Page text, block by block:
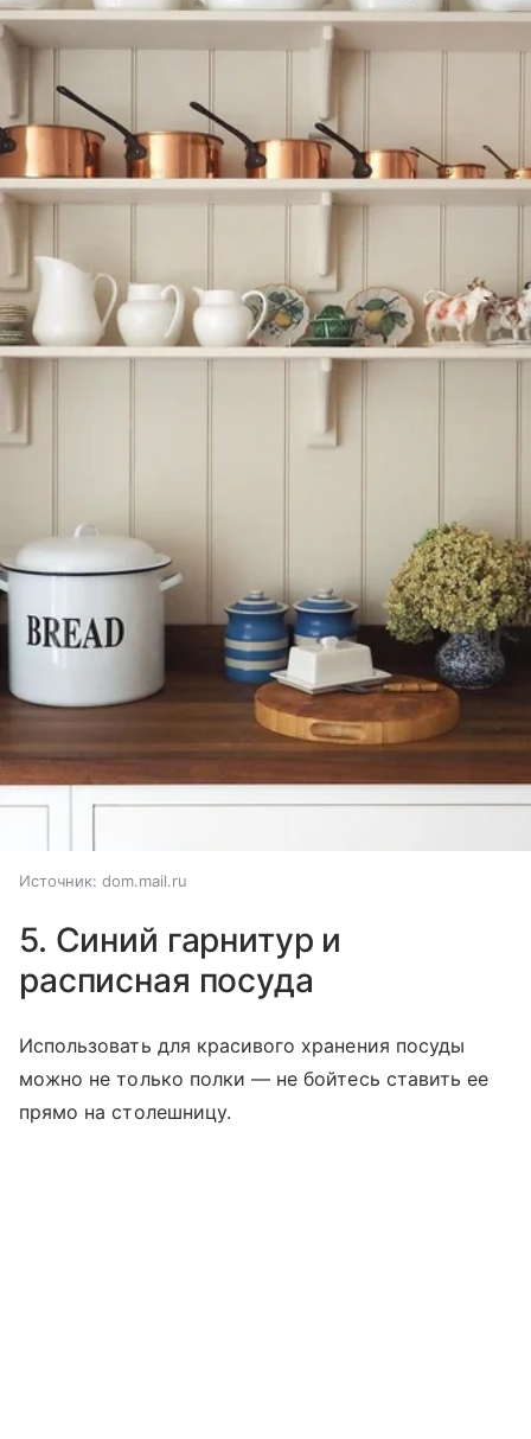
Источник: dom.mail.ru
5. Синий гарнитур и
расписная посуда
Использовать для красивого хранения посуды
можно не только полки — не бойтесь ставить ее
прямо на столешницу.